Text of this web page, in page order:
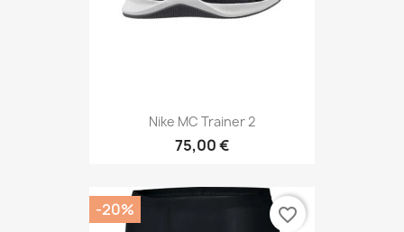
Nike MC Trainer 2
75,00 €
-20% favorite_border